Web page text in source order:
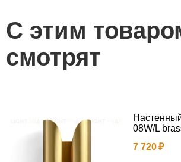
С этим
смотрят
08W/L
7 720